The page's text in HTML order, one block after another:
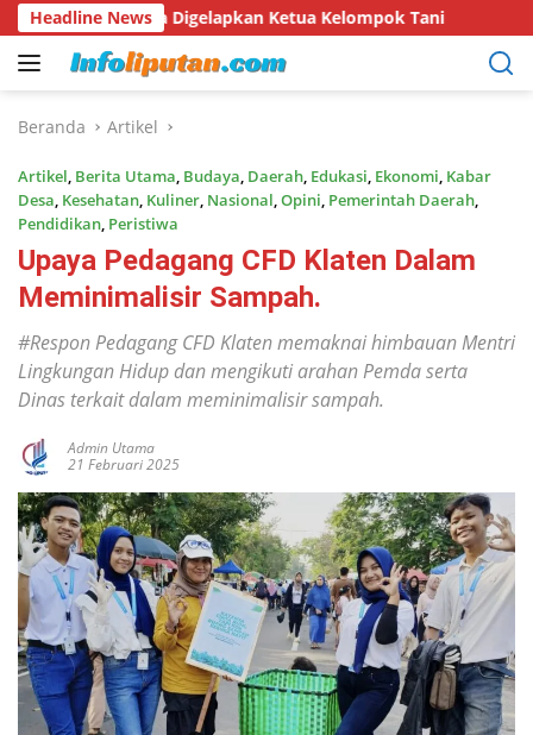
Langsung
ke
konten
Headline News
Ketua Kelompok Tani Hari Hutan Indonesia
Beranda Artikel
Artikel, Berita Utama, Budaya, Daerah, Edukasi, Ekonomi, Kabar
Desa, Kesehatan, Kuliner, Nasional,Opini, Pemerintah Daerah,
Pendidikan, Peristiwa
Upaya Pedagang CFD Klaten Dalam
Meminimalisir Sampah.
#Respon Pedagang CFD Klaten memaknai himbauan Mentri
Lingkungan Hidup dan mengikuti arahan Pemda serta
Dinas terkait dalam meminimalisir sampah.
Admin Utama
21 Februari 2025